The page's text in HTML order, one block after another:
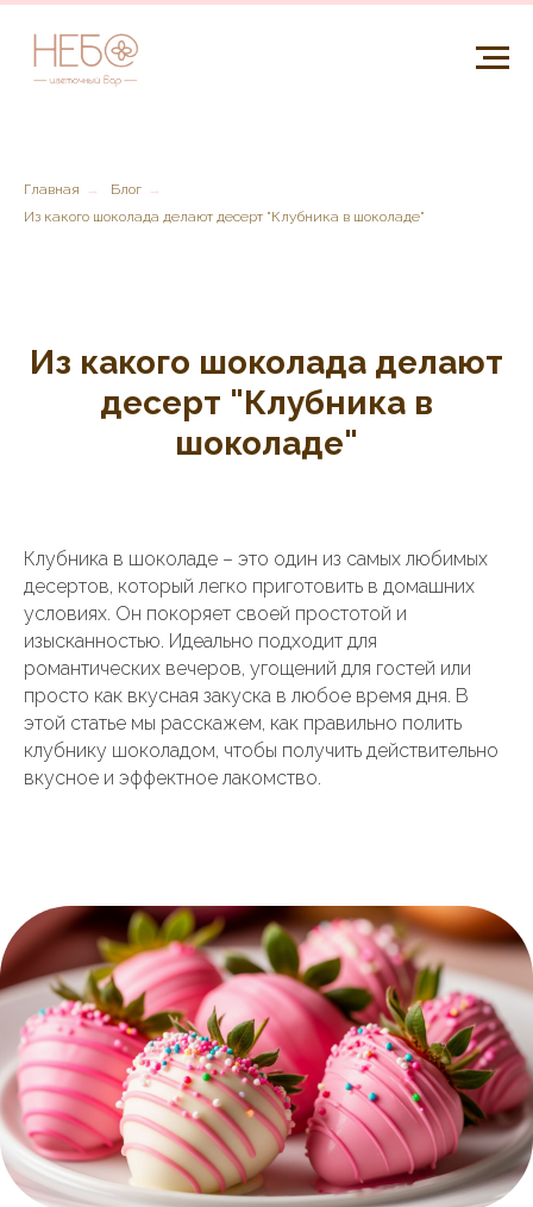
Главная → Блог →
Из какого шоколада делают десерт "Клубника в шоколаде"
Из какого шоколада делают
десерт "Клубника в
шоколаде"
Клубника в шоколаде – это один из самых любимых
десертов, который легко приготовить в домашних
условиях. Он покоряет своей простотой и
изысканностью. Идеально подходит для
романтических вечеров, угощений для гостей или
просто как вкусная закуска в любое время дня. В
этой статье мы расскажем, как правильно полить
клубнику шоколадом, чтобы получить действительно
вкусное и эффектное лакомство.